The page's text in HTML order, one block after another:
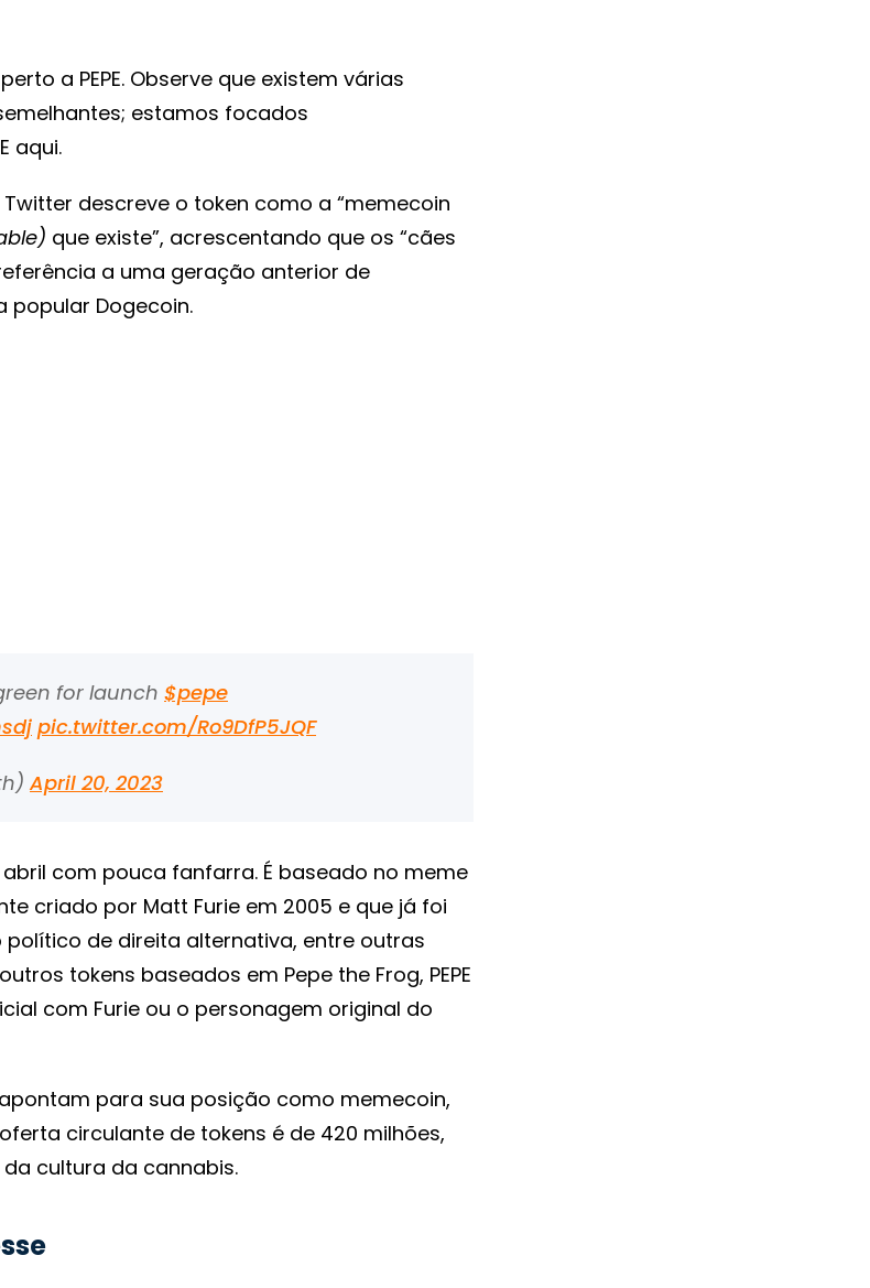
a PEPE. Observe que existem várias
estamos focados
aqui.
Twitter descreve o token como a “memecoin
que existe”, acrescentando que os “cães
a uma geração anterior de
popular Dogecoin.
for launch $pepe
pic.twitter.com/Ro9DfP5JQF
April 20, 2023
abril com pouca fanfarra. É baseado no meme
criado por Matt Furie em 2005 e que já foi
de direita alternativa, entre outras
tokens baseados em Pepe the Frog, PEPE
com Furie ou o personagem original do
apontam para sua posição como memecoin,
circulante de tokens é de 420 milhões,
cultura da cannabis.